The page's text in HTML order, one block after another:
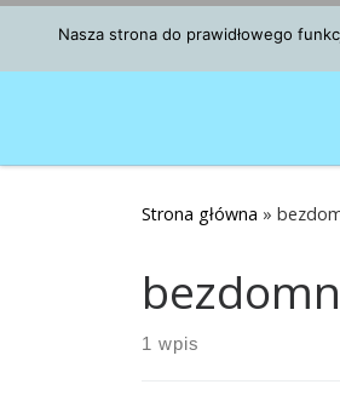
Przejdź do treści
Strona główna »
1 wpis
Nasza strona do prawidłowego